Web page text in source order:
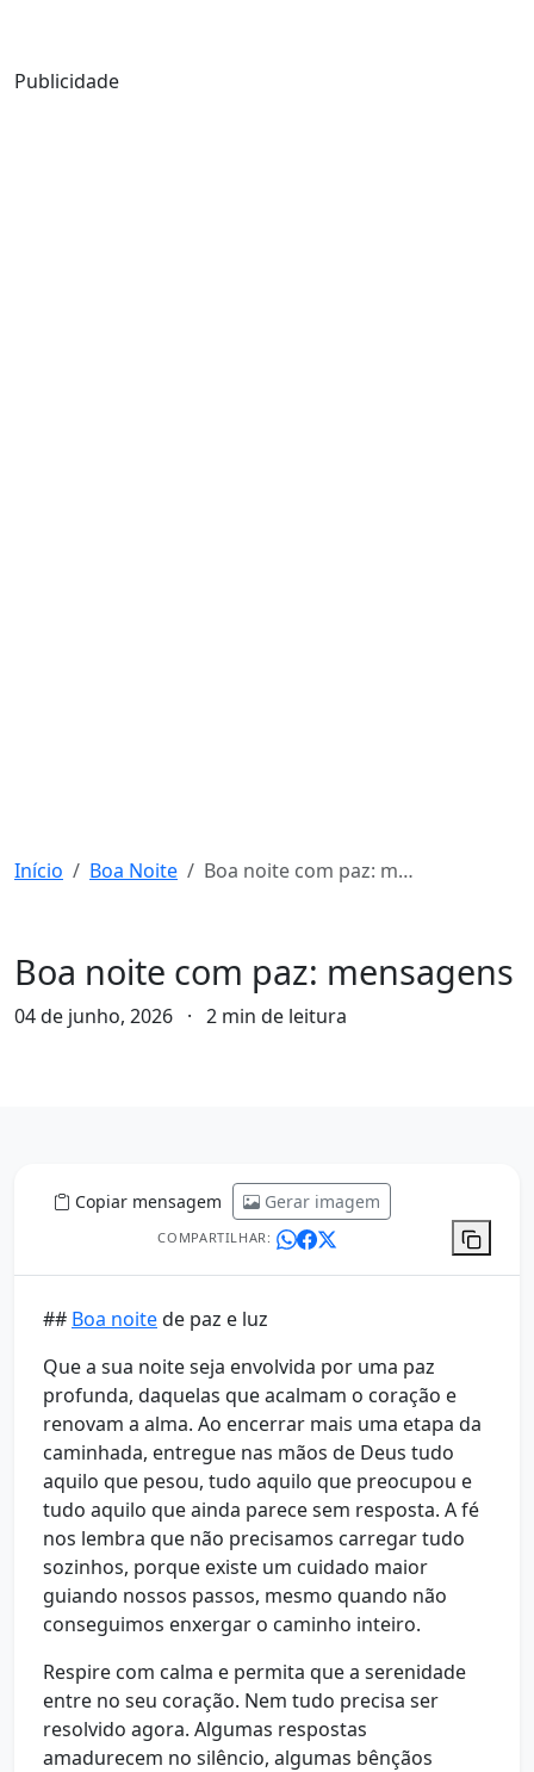
Publicidade
Início Boa Noite Boa noite com paz: mensagens
Boa noite com paz: mensagens
04 de junho, 2026 · 2 min de leitura
Copiar mensagem Gerar imagem
COMPARTILHAR:
## Boa noitede paz e luz
Que a sua noite seja envolvida por uma paz
profunda, daquelas que acalmam o coração e
renovam a alma. Ao encerrar mais uma etapa da
caminhada, entregue nas mãos de Deus tudo
aquilo que pesou, tudo aquilo que preocupou e
tudo aquilo que ainda parece sem resposta. A fé
nos lembra que não precisamos carregar tudo
sozinhos, porque existe um cuidado maior
guiando nossos passos, mesmo quando não
conseguimos enxergar o caminho inteiro.
Respire com calma e permita que a serenidade
entre no seu coração. Nem tudo precisa ser
resolvido agora. Algumas respostas
amadurecem no silêncio, algumas bênçãos